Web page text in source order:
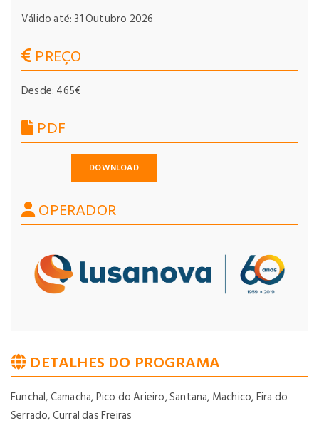
Válido até: 31 Outubro 2026
PREÇO
Desde: 465€
PDF
DOWNLOAD
OPERADOR
DETALHES DO PROGRAMA
Funchal, Camacha, Pico do Arieiro, Santana, Machico, Eira do
Serrado, Curral das Freiras